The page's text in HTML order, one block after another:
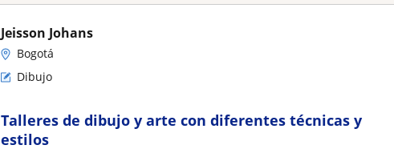
Jeisson Johans
Bogotá
Dibujo
Talleres de dibujo y arte con diferentes técnicas y
estilos